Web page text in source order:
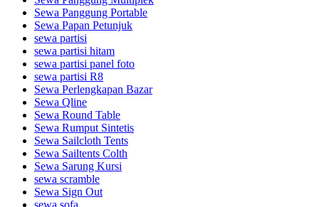
Sewa Panggung Portable
Sewa Papan Petunjuk
sewa partisi
sewa partisi hitam
sewa partisi panel foto
sewa partisi R8
Sewa Perlengkapan Bazar
Sewa Qline
Sewa Round Table
Sewa Rumput Sintetis
Sewa Sailcloth Tents
Sewa Sailtents Colth
Sewa Sarung Kursi
sewa scramble
Sewa Sign Out